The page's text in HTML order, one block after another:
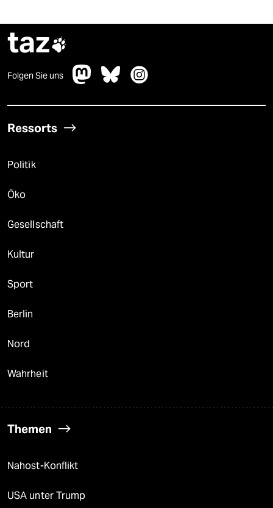
taz
Folgen Sie uns
Ressorts
Politik
Öko
Gesellschaft
Kultur
Sport
Berlin
Nord
Wahrheit
Themen
Nahost-Konflikt
USA unter Trump